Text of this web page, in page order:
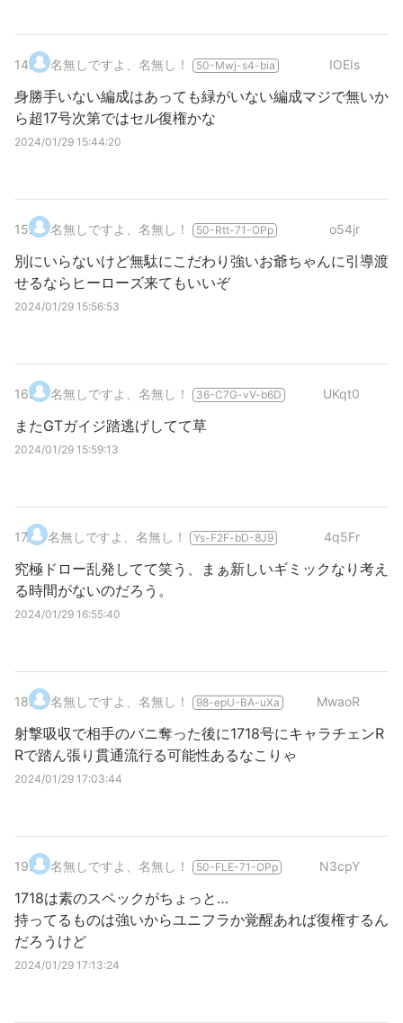
14. 名無しですよ、名無し！ 50-Mwj-s4-bia IOEIs
身勝手いない編成はあっても緑がいない編成マジで無いか
ら超17号次第ではセル復権かな
2024/01/29 15:44:20
15. 名無しですよ、名無し！ 50-Rtt-71-OPp o54jr
別にいらないけど無駄にこだわり強いお爺ちゃんに引導渡
せるならヒーローズ来てもいいぞ
2024/01/29 15:56:53
16. 名無しですよ、名無し！ 36-C7G-vV-b6D UKqt0
またGTガイジ踏逃げしてて草
2024/01/29 15:59:13
17. 名無しですよ、名無し！ Ys-F2F-bD-8J9 4q5Fr
究極ドロー乱発してて笑う、まぁ新しいギミックなり考え
る時間がないのだろう。
2024/01/29 16:55:40
18. 名無しですよ、名無し！ 98-epU-BA-uXa MwaoR
射撃吸収で相手のバニ奪った後に1718号にキャラチェンR
Rで踏ん張り貫通流行る可能性あるなこりゃ
2024/01/29 17:03:44
19. 名無しですよ、名無し！ 50-FLE-71-OPp N3cpY
1718は素のスペックがちょっと…
持ってるものは強いからユニフラか覚醒あれば復権するん
だろうけど
2024/01/29 17:13:24